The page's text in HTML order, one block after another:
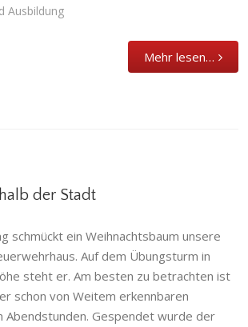
Ausbildung
Mehr lesen…
,Einsatzabteilung,
,Kinderfeuerwehr,
Sarstedt
der Stadt
schmückt ein Weihnachtsbaum unsere
Auf dem Übungsturm in
steht er. Am besten zu betrachten ist
schon von Weitem erkennbaren
Abendstunden. Gespendet wurde der